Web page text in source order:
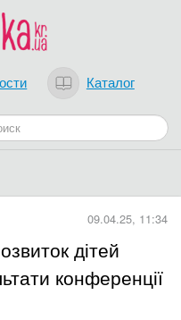
Каталог
09.04.25, 11:34
дітей
конференції